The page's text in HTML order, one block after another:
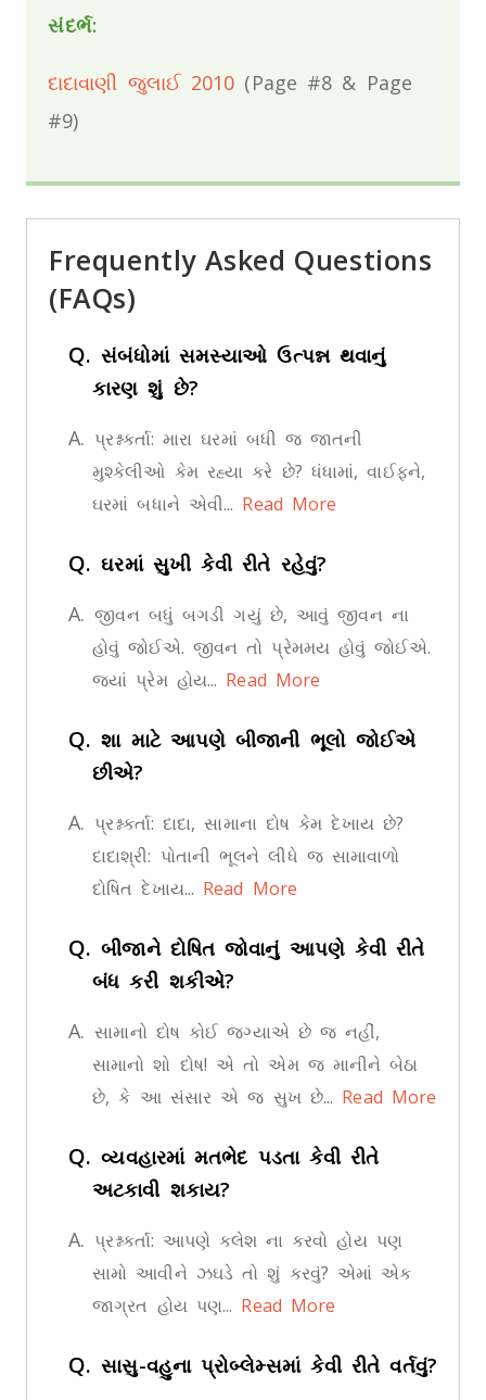
સંદર્ભ:
દાદાવાણી જુલાઈ 2010 (Page #8 & Page
#9)
Frequently Asked Questions
(FAQs)
Q.સંબંધોમાં સમસ્યાઓ ઉત્પન્ન થવાનું
કારણ શું છે?
A. પ્રશ્નકર્તા: મારા ઘરમાં બધી જ જાતની
મુશ્કેલીઓ કેમ રહ્યા કરે છે? ધંધામાં, વાઈફને,
ઘરમાં બધાને એવી... Read More
Q.ઘરમાં સુખી કેવી રીતે રહેવું?
A.જીવન બધું બગડી ગયું છે, આવું જીવન ના
હોવું જોઈએ. જીવન તો પ્રેમમય હોવું જોઈએ.
જ્યાં પ્રેમ હોય... Read More
Q.શા માટે આપણે બીજાની ભૂલો જોઈએ
છીએ?
A. પ્રશ્નકર્તા: દાદા, સામાના દોષ કેમ દેખાય છે?
દાદાશ્રી: પોતાની ભૂલને લીધે જ સામાવાળો
દોષિત દેખાય... Read More
Q.બીજાને દોષિત જોવાનું આપણે કેવી રીતે
બંધ કરી શકીએ?
A.સામાનો દોષ કોઈ જગ્યાએ છે જ નહીં,
સામાનો શો દોષ! એ તો એમ જ માનીને બેઠા
છે, કે આ સંસાર એ જ સુખ છે... Read More
Q.વ્યવહારમાં મતભેદ પડતા કેવી રીતે
અટકાવી શકાય?
A. પ્રશ્નકર્તા: આપણે ક્લેશ ના કરવો હોય પણ
સામો આવીને ઝઘડે તો શું કરવું? એમાં એક
જાગ્રત હોય પણ... Read More
Q.સાસુ-વહુના પ્રોબ્લેમ્સમાં કેવી રીતે વર્તવું?